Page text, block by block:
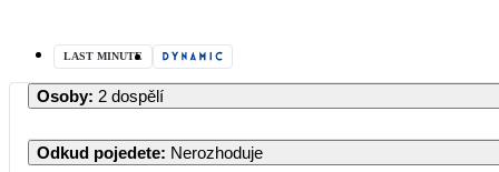
LAST MINUTE
Osoby: 2 dospělí
Odkud pojedete: Nerozhoduje